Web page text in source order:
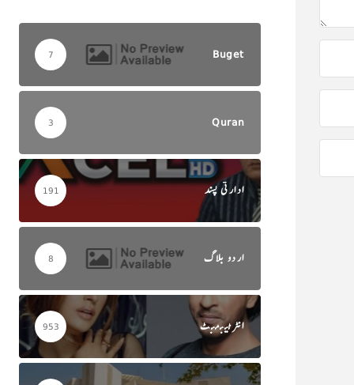
Buget
7
Quran
3
ادارتی پسند 191
اردو بلاگ 8
انٹرٹینمنٹ 953